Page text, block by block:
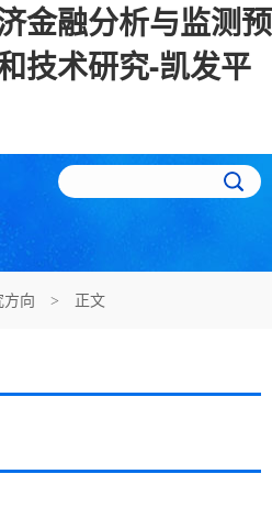
金融分析与监测预
技术研究-凯发平
向 > 正文